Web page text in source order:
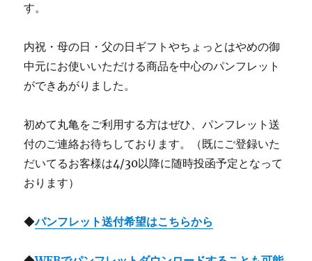
す。
内祝・母の日・父の日ギフトやちょっとはやめの御
中元にお使いいただける商品を中心のパンフレット
ができあがりました。
初めて丸亀をご利用する方はぜひ、パンフレット送
付のご連絡お待ちしております。（既にご登録いた
だいてるお客様は4/30以降に随時投函予定となって
おります）
◆パンフレット送付希望はこちらから